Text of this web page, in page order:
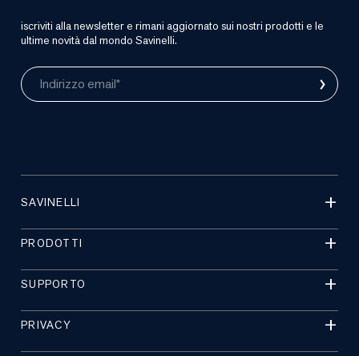
iscriviti alla newsletter e rimani aggiornato sui nostri prodotti e le
ultime novità dal mondo Savinelli.
Indirizzo email* ›
SAVINELLI
PRODOTTI
SUPPORTO
PRIVACY